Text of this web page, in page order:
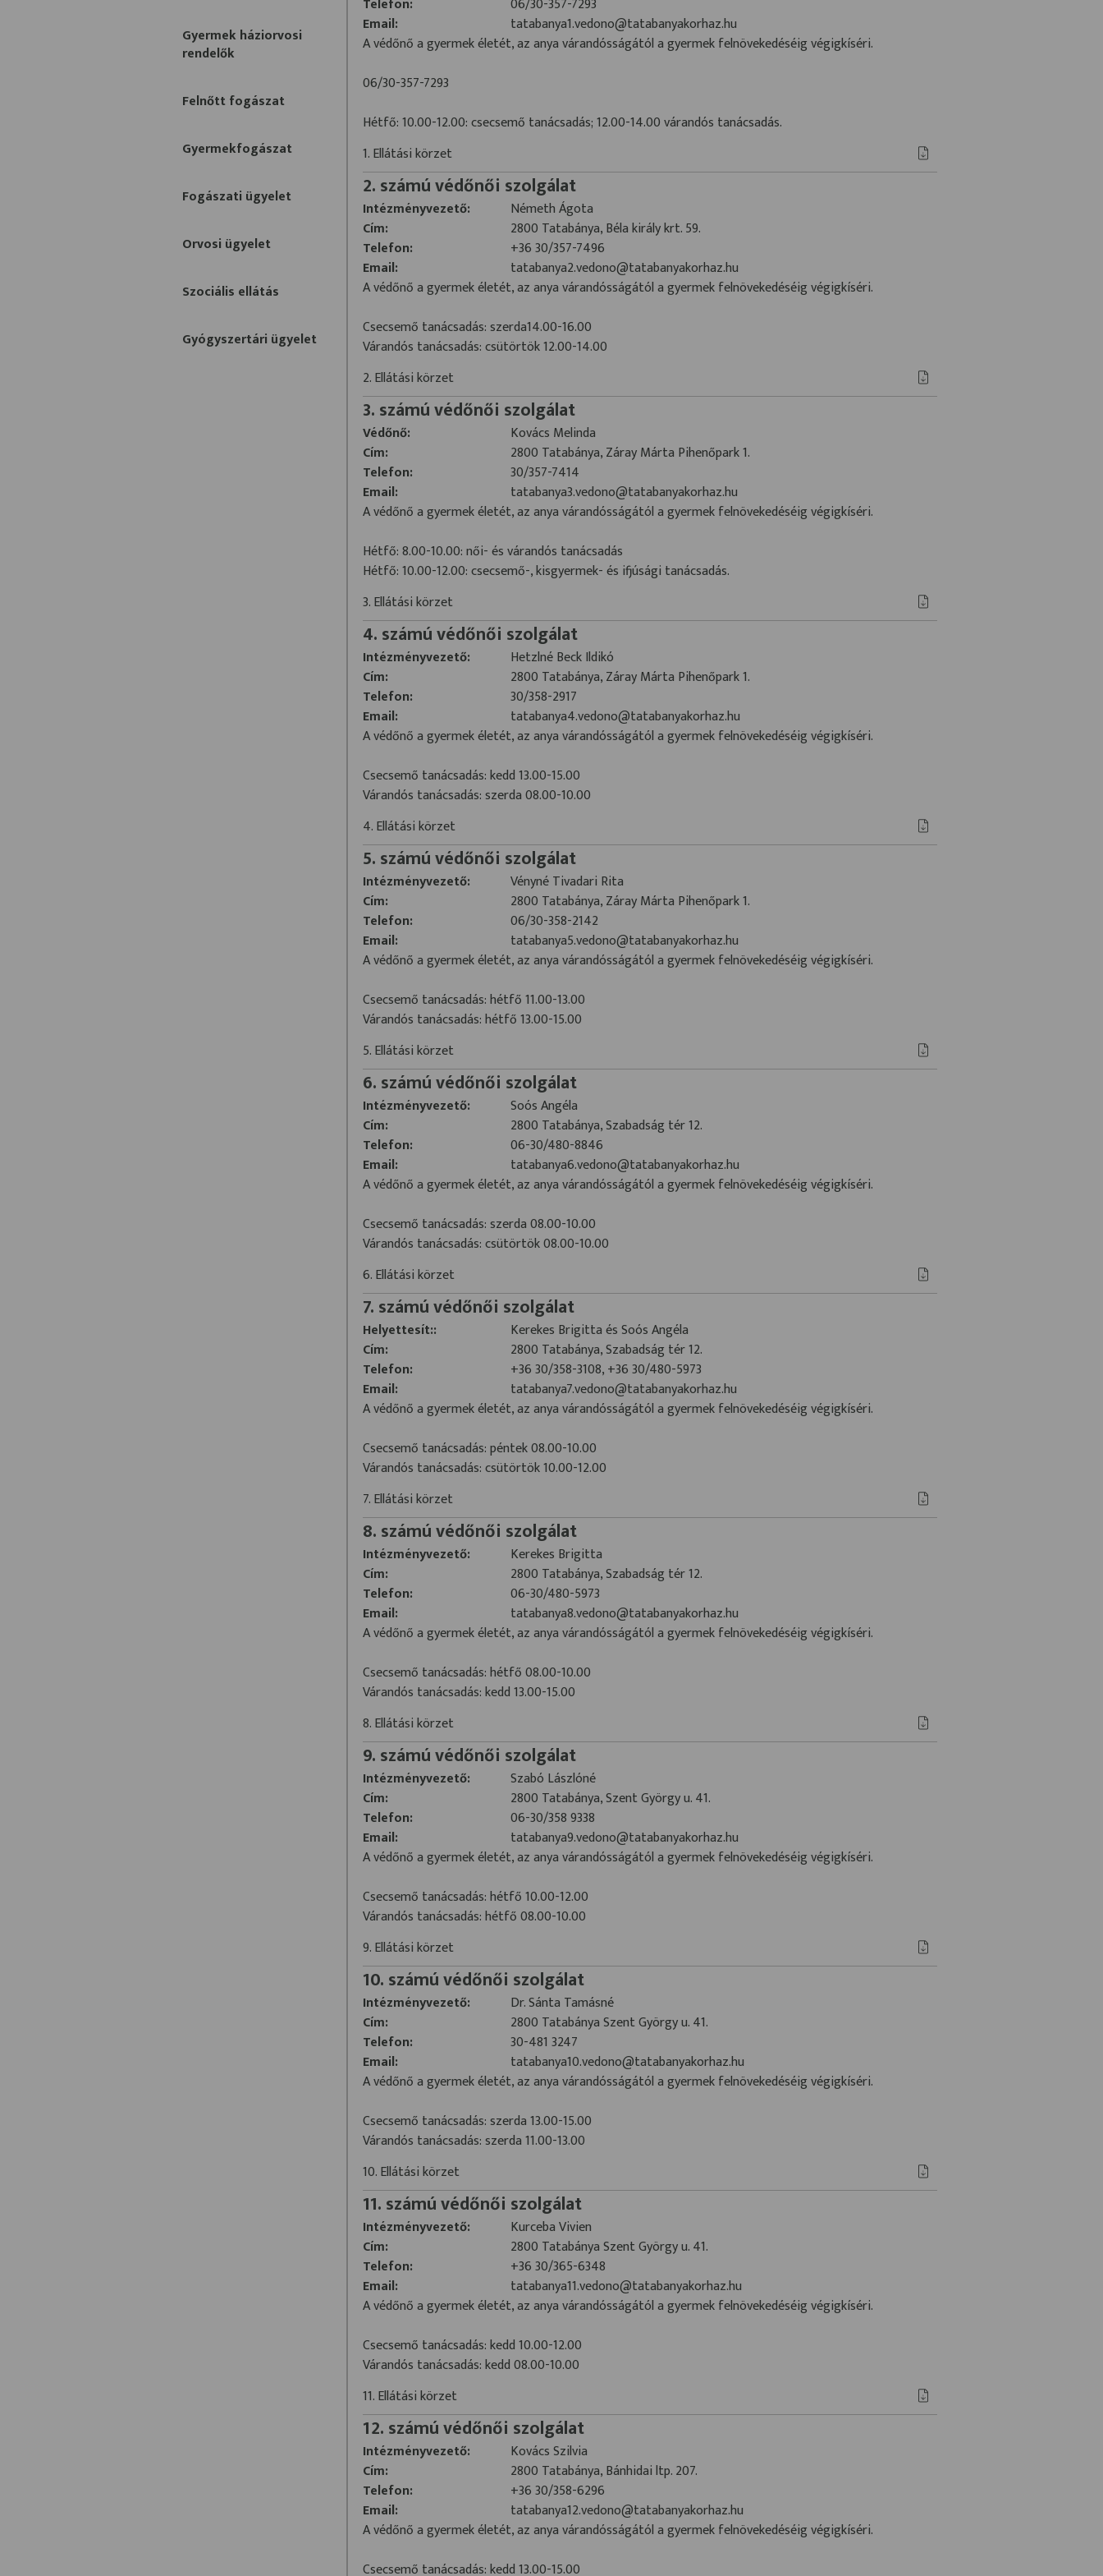
Gyermek háziorvosi
rendelők
Felnőtt fogászat
Gyermekfogászat
Fogászati ügyelet
Orvosi ügyelet
Szociális ellátás
Gyógyszertári ügyelet
Telefon:
06/30-357-7293
Email:
tatabanya1.vedono@tatabanyakorhaz.hu
A védőnő a gyermek életét, az anya várandósságától a gyermek felnövekedéséig végigkíséri.
06/30-357-7293
Hétfő: 10.00-12.00: csecsemő tanácsadás; 12.00-14.00 várandós tanácsadás.
1. Ellátási körzet
2. számú védőnői szolgálat
Intézményvezető:
Németh Ágota
Cím:
2800 Tatabánya, Béla király krt. 59.
Telefon:
+36 30/357-7496
Email:
tatabanya2.vedono@tatabanyakorhaz.hu
A védőnő a gyermek életét, az anya várandósságától a gyermek felnövekedéséig végigkíséri.
Csecsemő tanácsadás: szerda14.00-16.00
Várandós tanácsadás: csütörtök 12.00-14.00
2. Ellátási körzet
3. számú védőnői szolgálat
Védőnő:
Kovács Melinda
Cím:
2800 Tatabánya, Záray Márta Pihenőpark 1.
Telefon:
30/357-7414
Email:
tatabanya3.vedono@tatabanyakorhaz.hu
A védőnő a gyermek életét, az anya várandósságától a gyermek felnövekedéséig végigkíséri.
Hétfő: 8.00-10.00: női- és várandós tanácsadás
Hétfő: 10.00-12.00: csecsemő-, kisgyermek- és ifjúsági tanácsadás.
3. Ellátási körzet
4. számú védőnői szolgálat
Intézményvezető:
Hetzlné Beck Ildikó
Cím:
2800 Tatabánya, Záray Márta Pihenőpark 1.
Telefon:
30/358-2917
Email:
tatabanya4.vedono@tatabanyakorhaz.hu
A védőnő a gyermek életét, az anya várandósságától a gyermek felnövekedéséig végigkíséri.
Csecsemő tanácsadás: kedd 13.00-15.00
Várandós tanácsadás: szerda 08.00-10.00
4. Ellátási körzet
5. számú védőnői szolgálat
Intézményvezető:
Vényné Tivadari Rita
Cím:
2800 Tatabánya, Záray Márta Pihenőpark 1.
Telefon:
06/30-358-2142
Email:
tatabanya5.vedono@tatabanyakorhaz.hu
A védőnő a gyermek életét, az anya várandósságától a gyermek felnövekedéséig végigkíséri.
Csecsemő tanácsadás: hétfő 11.00-13.00
Várandós tanácsadás: hétfő 13.00-15.00
5. Ellátási körzet
6. számú védőnői szolgálat
Intézményvezető:
Soós Angéla
Cím:
2800 Tatabánya, Szabadság tér 12.
Telefon:
06-30/480-8846
Email:
tatabanya6.vedono@tatabanyakorhaz.hu
A védőnő a gyermek életét, az anya várandósságától a gyermek felnövekedéséig végigkíséri.
Csecsemő tanácsadás: szerda 08.00-10.00
Várandós tanácsadás: csütörtök 08.00-10.00
6. Ellátási körzet
7. számú védőnői szolgálat
Helyettesít::
Kerekes Brigitta és Soós Angéla
Cím:
2800 Tatabánya, Szabadság tér 12.
Telefon:
+36 30/358-3108, +36 30/480-5973
Email:
tatabanya7.vedono@tatabanyakorhaz.hu
A védőnő a gyermek életét, az anya várandósságától a gyermek felnövekedéséig végigkíséri.
Csecsemő tanácsadás: péntek 08.00-10.00
Várandós tanácsadás: csütörtök 10.00-12.00
7. Ellátási körzet
8. számú védőnői szolgálat
Intézményvezető:
Kerekes Brigitta
Cím:
2800 Tatabánya, Szabadság tér 12.
Telefon:
06-30/480-5973
Email:
tatabanya8.vedono@tatabanyakorhaz.hu
A védőnő a gyermek életét, az anya várandósságától a gyermek felnövekedéséig végigkíséri.
Csecsemő tanácsadás: hétfő 08.00-10.00
Várandós tanácsadás: kedd 13.00-15.00
8. Ellátási körzet
9. számú védőnői szolgálat
Intézményvezető:
Szabó Lászlóné
Cím:
2800 Tatabánya, Szent György u. 41.
Telefon:
06-30/358 9338
Email:
tatabanya9.vedono@tatabanyakorhaz.hu
A védőnő a gyermek életét, az anya várandósságától a gyermek felnövekedéséig végigkíséri.
Csecsemő tanácsadás: hétfő 10.00-12.00
Várandós tanácsadás: hétfő 08.00-10.00
9. Ellátási körzet
10. számú védőnői szolgálat
Intézményvezető:
Dr. Sánta Tamásné
Cím:
2800 Tatabánya Szent György u. 41.
Telefon:
30-481 3247
Email:
tatabanya10.vedono@tatabanyakorhaz.hu
A védőnő a gyermek életét, az anya várandósságától a gyermek felnövekedéséig végigkíséri.
Csecsemő tanácsadás: szerda 13.00-15.00
Várandós tanácsadás: szerda 11.00-13.00
10. Ellátási körzet
11. számú védőnői szolgálat
Intézményvezető:
Kurceba Vivien
Cím:
2800 Tatabánya Szent György u. 41.
Telefon:
+36 30/365-6348
Email:
tatabanya11.vedono@tatabanyakorhaz.hu
A védőnő a gyermek életét, az anya várandósságától a gyermek felnövekedéséig végigkíséri.
Csecsemő tanácsadás: kedd 10.00-12.00
Várandós tanácsadás: kedd 08.00-10.00
11. Ellátási körzet
12. számú védőnői szolgálat
Intézményvezető:
Kovács Szilvia
Cím:
2800 Tatabánya, Bánhidai ltp. 207.
Telefon:
+36 30/358-6296
Email:
tatabanya12.vedono@tatabanyakorhaz.hu
A védőnő a gyermek életét, az anya várandósságától a gyermek felnövekedéséig végigkíséri.
Csecsemő tanácsadás: kedd 13.00-15.00